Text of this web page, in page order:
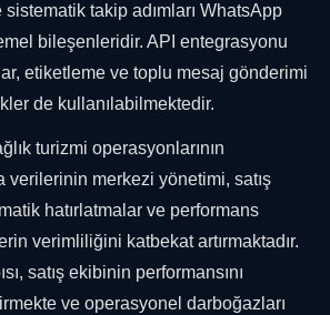
takip adımları WhatsApp
bileşenleridir. API entegrasyonu
etiketleme ve toplu mesaj gönderimi
de kullanılabilmektedir.
turizmi operasyonlarının
verilerinin merkezi yönetimi, satış
hatırlatmalar ve performans
verimliliğini katbekat artırmaktadır.
satış ekibinin performansını
ve operasyonel darboğazları